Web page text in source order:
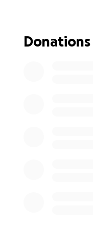
sich auf das
Donations